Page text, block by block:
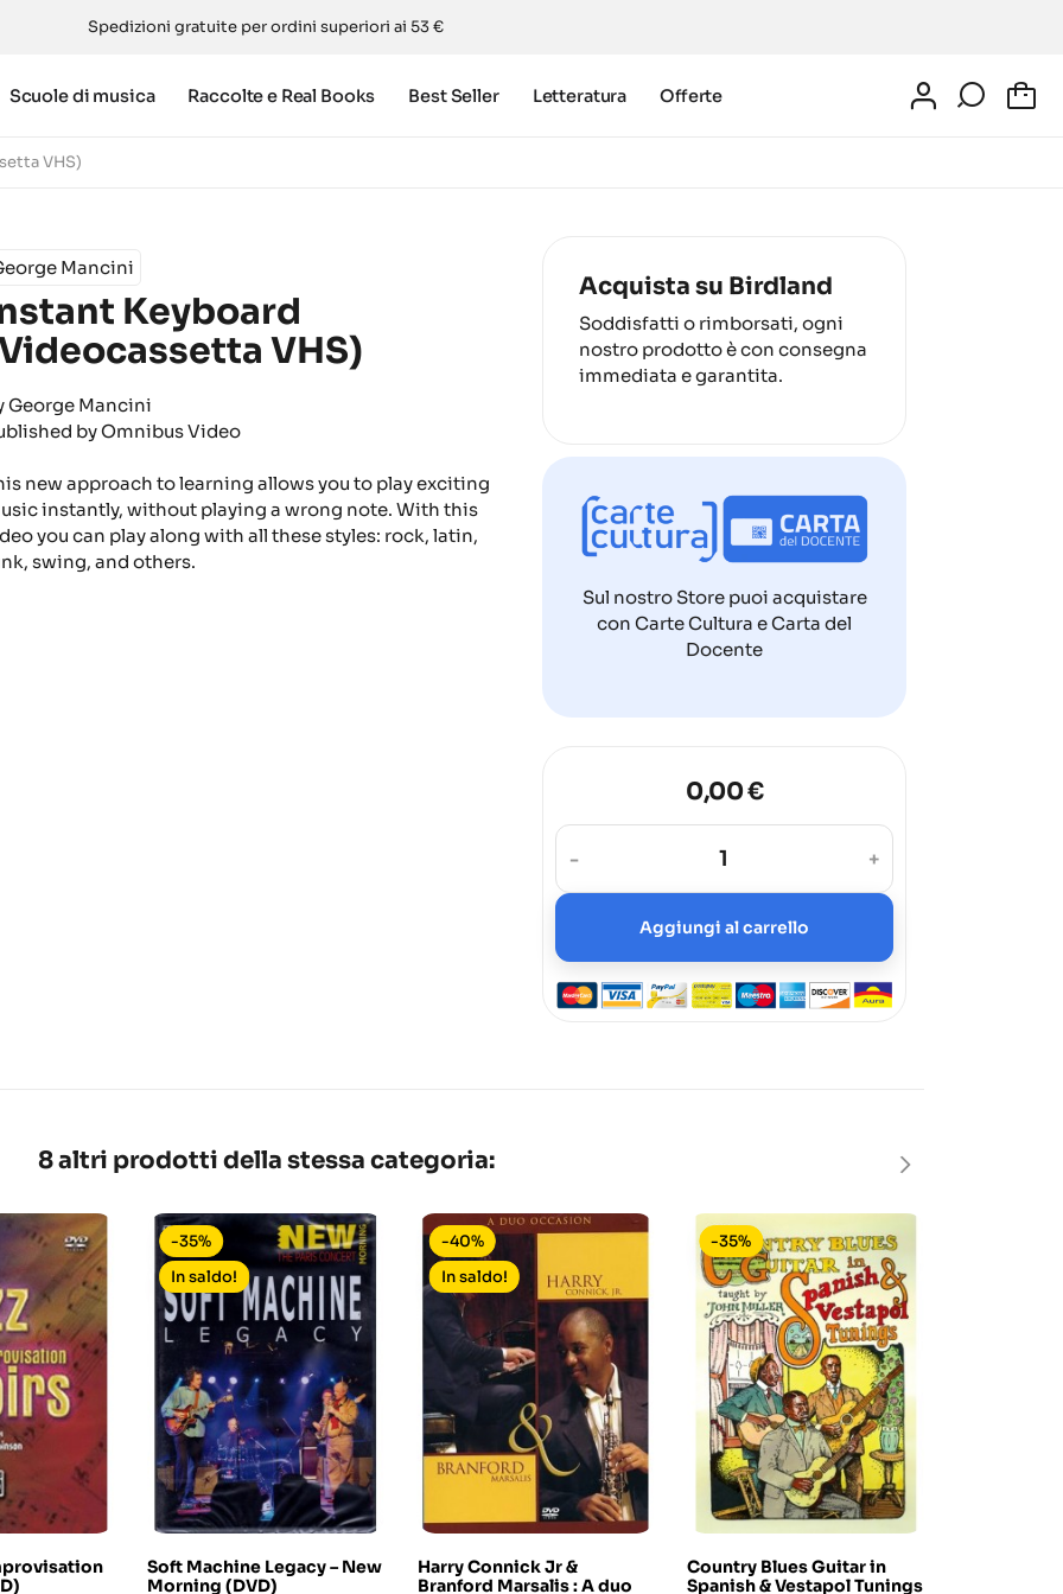
Spedizioni gratuite per ordini superiori ai 53 €
Scuole di musica Raccolte e Real Books Best Seller Letteratura Offerte
VHS)
Mancini
Keyboard
VHS)
George Mancini
by Omnibus Video
new approach to learning allows you to play exciting
instantly, without playing a wrong note. With this
you can play along with all these styles: rock, latin,
swing, and others.
Acquista su Birdland
Soddisfatti o rimborsati, ogni
nostro prodotto è con consegna
immediata e garantita.
Sul nostro Store puoi acquistare
con Carte Cultura e Carta del
Docente
0,00 €
- +
Aggiungi al carrello
8 altri prodotti della stessa categoria:
Soft Machine Legacy ‎– New
Morning (DVD)
-35%
In saldo!
Harry Connick Jr &
Branford Marsalis : A duo
-40%
In saldo!
Country Blues Guitar in
Spanish & Vestapol Tunings
-35%